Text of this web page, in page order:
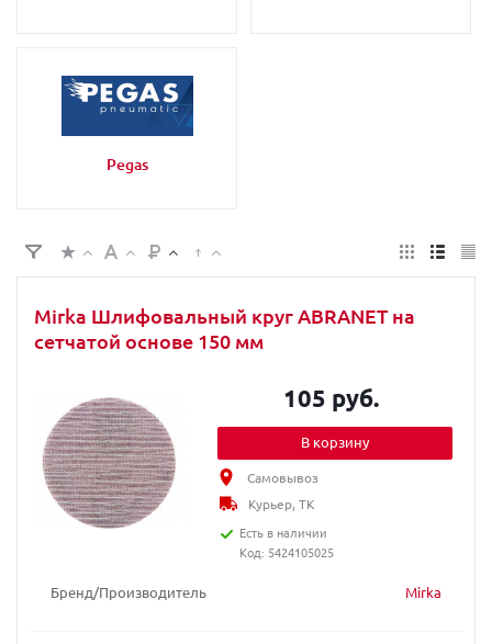
Pegas
Mirka Шлифовальный круг ABRANET на
сетчатой основе 150 мм
Бренд/Производитель Mirka
105 руб.
В корзину
Самовывоз
Курьер, ТК
Есть в наличии
Код: 5424105025